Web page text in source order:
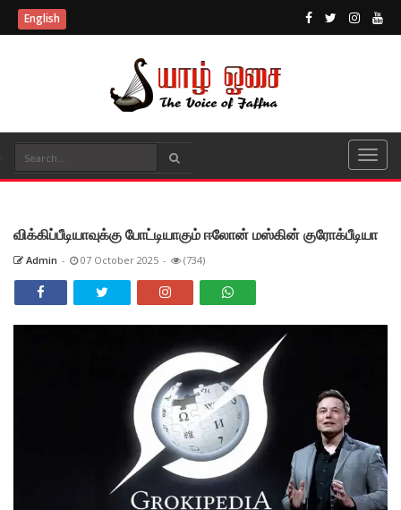
English
விக்கிப்பீடியாவுக்கு போட்டியாகும் ஈலோன் மஸ்கின் குரோக்பீடியா
Admin - 07 October 2025 - (734)